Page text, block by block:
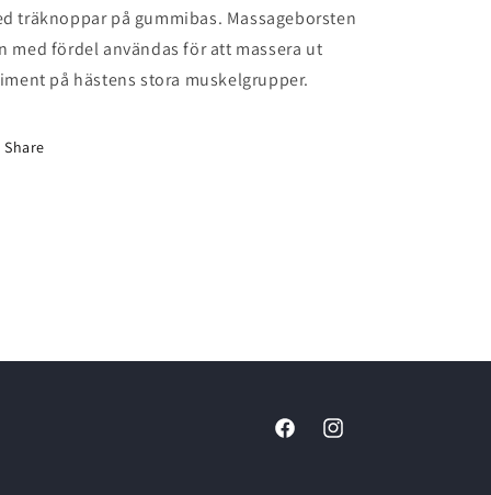
träknoppar på gummibas. Massageborsten
med fördel användas för att massera ut
på hästens stora muskelgrupper.
Share
FacebookInstagram